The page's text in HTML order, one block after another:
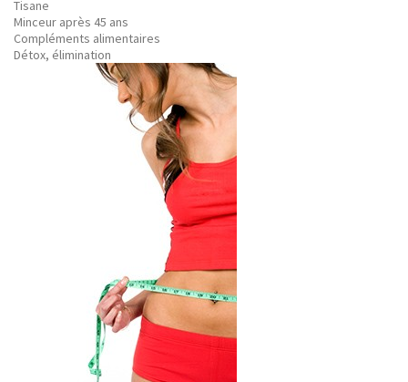
Tisane
Minceur après 45 ans
Compléments alimentaires
Détox, élimination